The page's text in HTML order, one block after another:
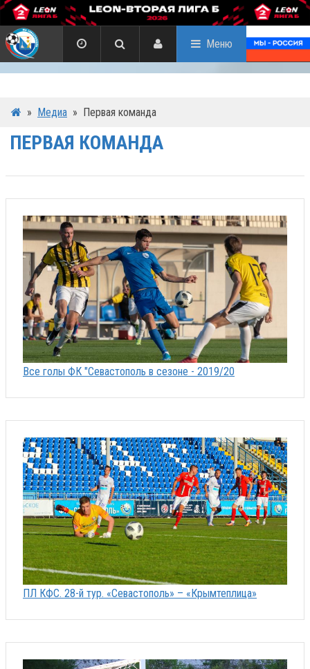
Меню
» Медиа » Первая команда
ПЕРВАЯ КОМАНДА
Все голы ФК "Севастополь в сезоне - 2019/20
ПЛ КФС. 28-й тур. «Севастополь» – «Крымтеплица»